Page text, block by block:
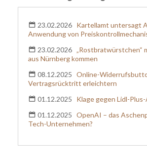
23.02.2026 Kartellamt untersagt
Anwendung von
23.02.2026 „Rostbratwürstchen“
aus Nürnberg kommen
08.12.2025 Online-
Vertragsrücktritt erleichtern
01.12.2025
Klage gegen Lidl-
01.12.2025 OpenAI – das
Tech-Unternehmen?